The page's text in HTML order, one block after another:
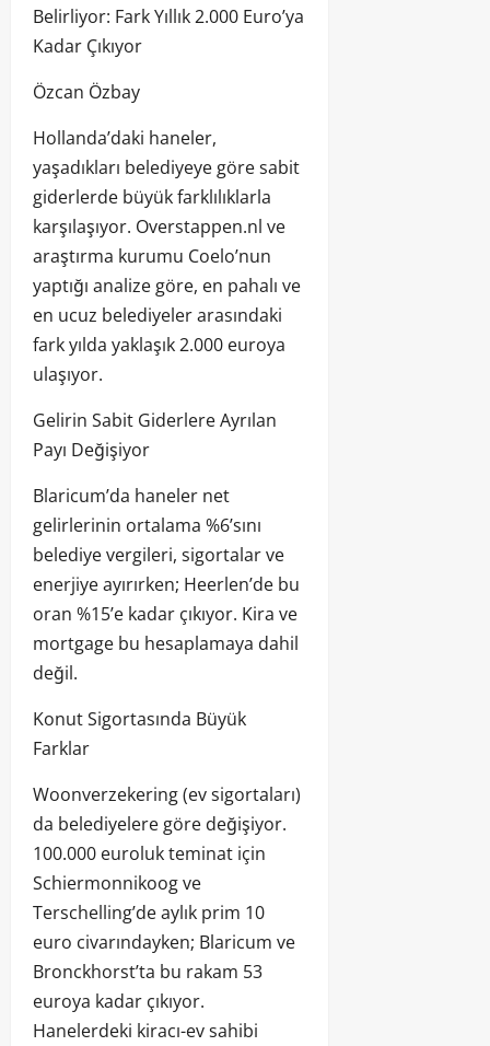
Belirliyor: Fark Yıllık 2.000 Euro’ya
Kadar Çıkıyor
Özcan Özbay
Hollanda’daki haneler,
yaşadıkları belediyeye göre sabit
giderlerde büyük farklılıklarla
karşılaşıyor. Overstappen.nl ve
araştırma kurumu Coelo’nun
yaptığı analize göre, en pahalı ve
en ucuz belediyeler arasındaki
fark yılda yaklaşık 2.000 euroya
ulaşıyor.
Gelirin Sabit Giderlere Ayrılan
Payı Değişiyor
Blaricum’da haneler net
gelirlerinin ortalama %6’sını
belediye vergileri, sigortalar ve
enerjiye ayırırken; Heerlen’de bu
oran %15’e kadar çıkıyor. Kira ve
mortgage bu hesaplamaya dahil
değil.
Konut Sigortasında Büyük
Farklar
Woonverzekering (ev sigortaları)
da belediyelere göre değişiyor.
100.000 euroluk teminat için
Schiermonnikoog ve
Terschelling’de aylık prim 10
euro civarındayken; Blaricum ve
Bronckhorst’ta bu rakam 53
euroya kadar çıkıyor.
Hanelerdeki kiracı-ev sahibi